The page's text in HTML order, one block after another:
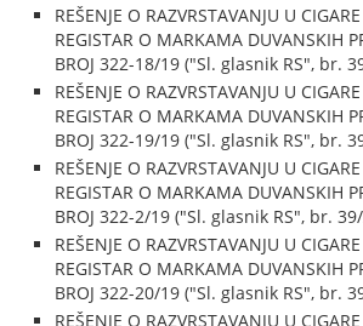
REŠENJE O RAZVRSTAVANJU U
REGISTAR O MARKAMA DUVANSKIH
BROJ 322-18/19 ("Sl. glasnik RS", br.
REŠENJE O RAZVRSTAVANJU U
REGISTAR O MARKAMA DUVANSKIH
BROJ 322-19/19 ("Sl. glasnik RS", br.
REŠENJE O RAZVRSTAVANJU U
REGISTAR O MARKAMA DUVANSKIH
BROJ 322-2/19 ("Sl. glasnik RS", br.
REŠENJE O RAZVRSTAVANJU U
REGISTAR O MARKAMA DUVANSKIH
BROJ 322-20/19 ("Sl. glasnik RS", br.
REŠENJE O RAZVRSTAVANJU U